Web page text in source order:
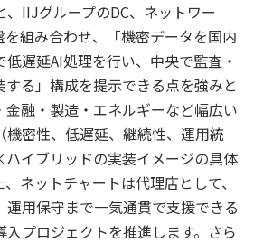
、IIJグループのDC、ネットワー
を組み合わせ、「機密データを国内
遅延AI処理を行い、中央で監査・
る」構成を提示できる点を強みと
金融・製造・エネルギーなど幅広い
密性、低遅延、継続性、運用統
イブリッドの実装イメージの具体
ネットチャートは代理店として、
用保守まで一気通貫で支援できる
プロジェクトを推進します。さら